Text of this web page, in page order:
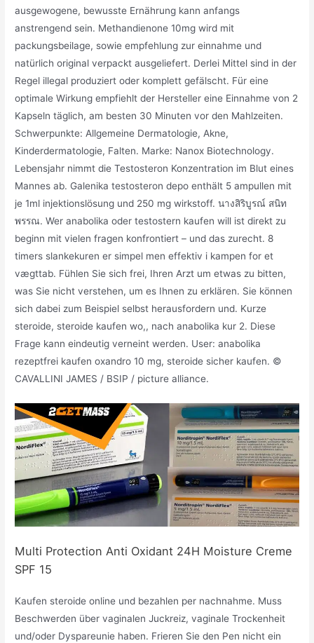
ausgewogene, bewusste Ernährung kann anfangs
anstrengend sein. Methandienone 10mg wird mit
packungsbeilage, sowie empfehlung zur einnahme und
natürlich original verpackt ausgeliefert. Derlei Mittel sind in der
Regel illegal produziert oder komplett gefälscht. Für eine
optimale Wirkung empfiehlt der Hersteller eine Einnahme von 2
Kapseln täglich, am besten 30 Minuten vor den Mahlzeiten.
Schwerpunkte: Allgemeine Dermatologie, Akne,
Kinderdermatologie, Falten. Marke: Nanox Biotechnology.
Lebensjahr nimmt die Testosteron Konzentration im Blut eines
Mannes ab. Galenika testosteron depo enthält 5 ampullen mit
je 1ml injektionslösung und 250 mg wirkstoff. นางสิริบูรณ์ สนิท
พรรณ. Wer anabolika oder testostern kaufen will ist direkt zu
beginn mit vielen fragen konfrontiert – und das zurecht. 8
timers slankekuren er simpel men effektiv i kampen for et
vægttab. Fühlen Sie sich frei, Ihren Arzt um etwas zu bitten,
was Sie nicht verstehen, um es Ihnen zu erklären. Sie können
sich dabei zum Beispiel selbst herausfordern und. Kurze
steroide, steroide kaufen wo,, nach anabolika kur 2. Diese
Frage kann eindeutig verneint werden. User: anabolika
rezeptfrei kaufen oxandro 10 mg, steroide sicher kaufen. ©
CAVALLINI JAMES / BSIP / picture alliance.
Multi Protection Anti Oxidant 24H Moisture Creme
SPF 15
Kaufen steroide online und bezahlen per nachnahme. Muss
Beschwerden über vaginalen Juckreiz, vaginale Trockenheit
und/oder Dyspareunie haben. Frieren Sie den Pen nicht ein